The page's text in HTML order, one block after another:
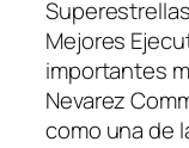
Mejores
importantes
Nevarez
como una de